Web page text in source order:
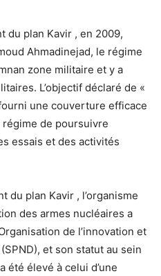
du plan Kavir , en 2009,
Ahmadinejad, le régime
zone militaire et y a
L’objectif déclaré de «
une couverture efficace
régime de poursuivre
essais et des activités
du plan Kavir , l’organisme
des armes nucléaires a
de l’innovation et
et son statut au sein
été élevé à celui d’une